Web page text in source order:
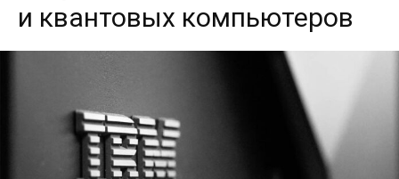
и квантовых компьютеров